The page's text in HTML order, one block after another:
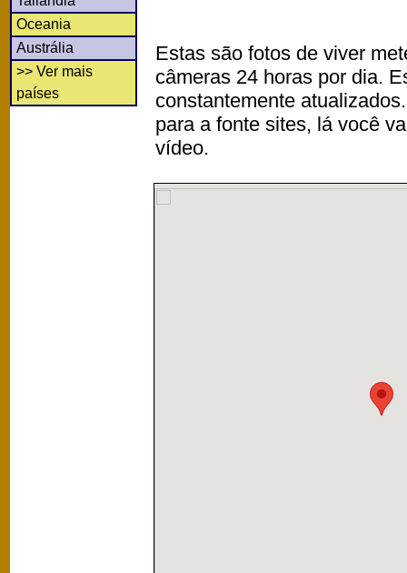
Oceania
Austrália
>> Ver mais
países
Estas são fotos de viver
câmeras 24 horas por dia.
constantemente
para a fonte sites, lá você
vídeo.